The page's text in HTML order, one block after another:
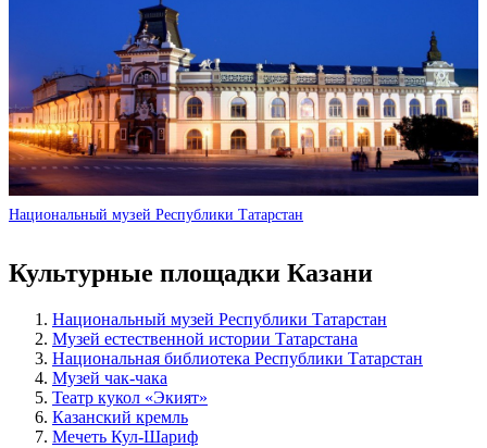
Национальный музей Республики Татарстан
Культурные площадки Казани
Национальный музей Республики Татарстан
Музей естественной истории Татарстана
Национальная библиотека Республики Татарстан
Музей чак-чака
Театр кукол «Экият»
Казанский кремль
Мечеть Кул-Шариф